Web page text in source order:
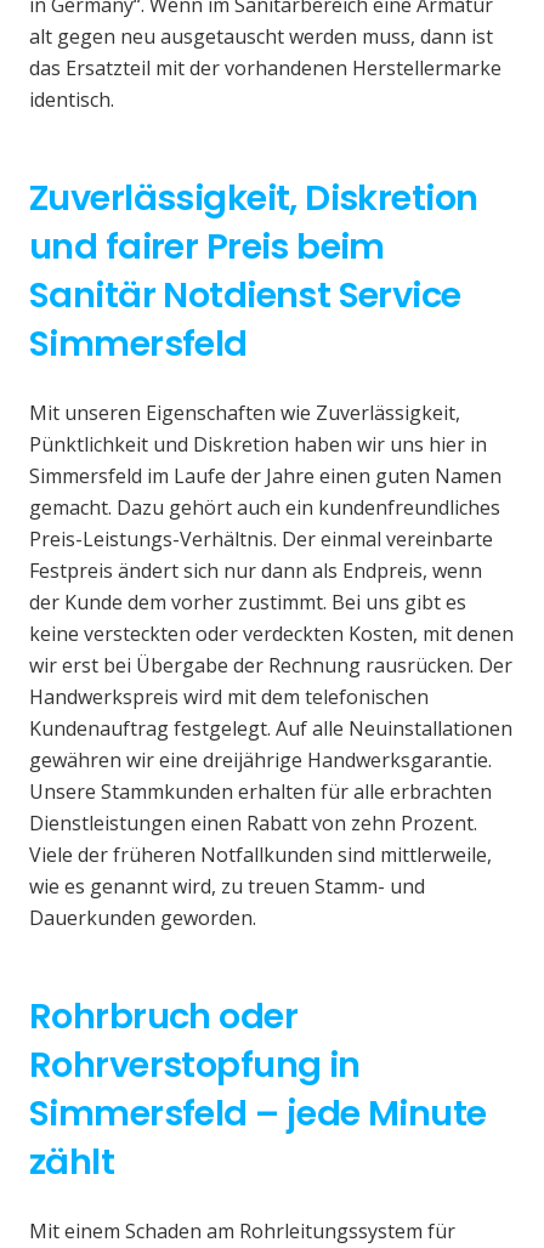
alt gegen neu ausgetauscht werden muss, dann ist
das Ersatzteil mit der vorhandenen Herstellermarke
identisch.
Zuverlässigkeit, Diskretion
und fairer Preis beim
Sanitär Notdienst Service
Simmersfeld
Mit unseren Eigenschaften wie Zuverlässigkeit,
Pünktlichkeit und Diskretion haben wir uns hier in
Simmersfeld im Laufe der Jahre einen guten Namen
gemacht. Dazu gehört auch ein kundenfreundliches
Preis-Leistungs-Verhältnis. Der einmal vereinbarte
Festpreis ändert sich nur dann als Endpreis, wenn
der Kunde dem vorher zustimmt. Bei uns gibt es
keine versteckten oder verdeckten Kosten, mit denen
wir erst bei Übergabe der Rechnung rausrücken. Der
Handwerkspreis wird mit dem telefonischen
Kundenauftrag festgelegt. Auf alle Neuinstallationen
gewähren wir eine dreijährige Handwerksgarantie.
Unsere Stammkunden erhalten für alle erbrachten
Dienstleistungen einen Rabatt von zehn Prozent.
Viele der früheren Notfallkunden sind mittlerweile,
wie es genannt wird, zu treuen Stamm- und
Dauerkunden geworden.
Rohrbruch oder
Rohrverstopfung in
Simmersfeld – jede Minute
zählt
Mit einem Schaden am Rohrleitungssystem für